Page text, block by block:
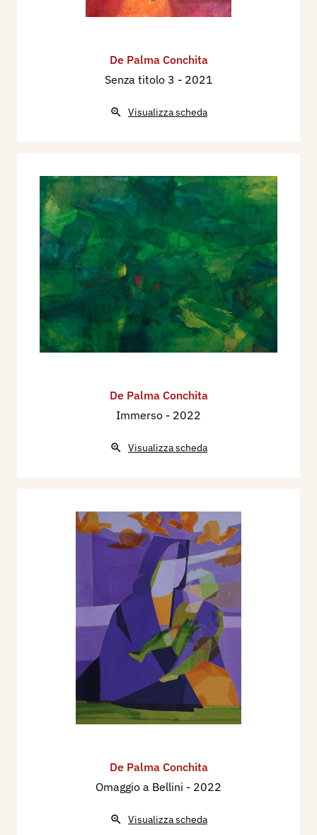
De Palma Conchita
Senza titolo 3 - 2021
Visualizza scheda
De Palma Conchita
Immerso - 2022
Visualizza scheda
De Palma Conchita
Omaggio a Bellini - 2022
Visualizza scheda